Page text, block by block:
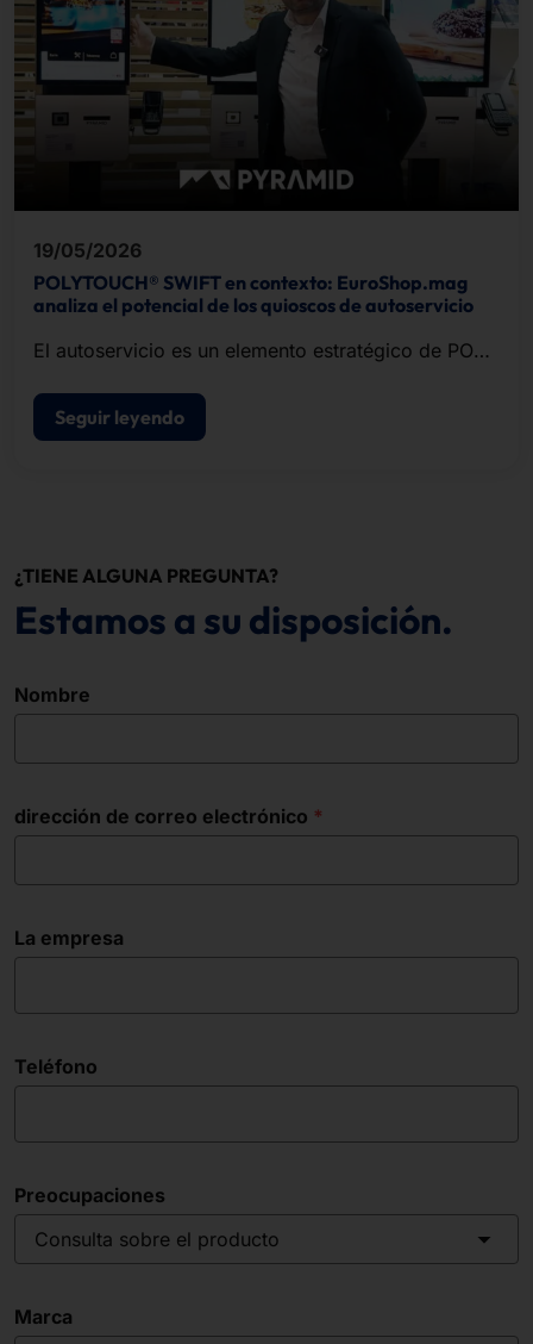
19/05/2026
POLYTOUCH® SWIFT en contexto: EuroShop.mag
analiza el potencial de los quioscos de autoservicio
El autoservicio es un elemento estratégico de POS
Seguir leyendo
¿TIENE ALGUNA PREGUNTA?
Estamos a su disposición.
Nombre
dirección de correo electrónico
La empresa
Teléfono
Preocupaciones
Consulta sobre el producto
Marca